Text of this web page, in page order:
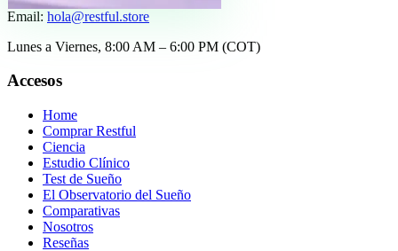
Email: hola@restful.store
Lunes a Viernes, 8:00 AM – 6:00 PM (COT)
Accesos
Home
Comprar Restful
Ciencia
Estudio Clínico
Test de Sueño
El Observatorio del Sueño
Comparativas
Nosotros
Reseñas